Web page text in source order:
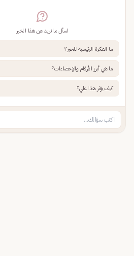
اسأل ما تريد عن هذا الخبر
ما الفكرة الرئيسية للخبر؟
ما هي أبرز الأرقام والإحصاءات؟
كيف يؤثر هذا علي؟